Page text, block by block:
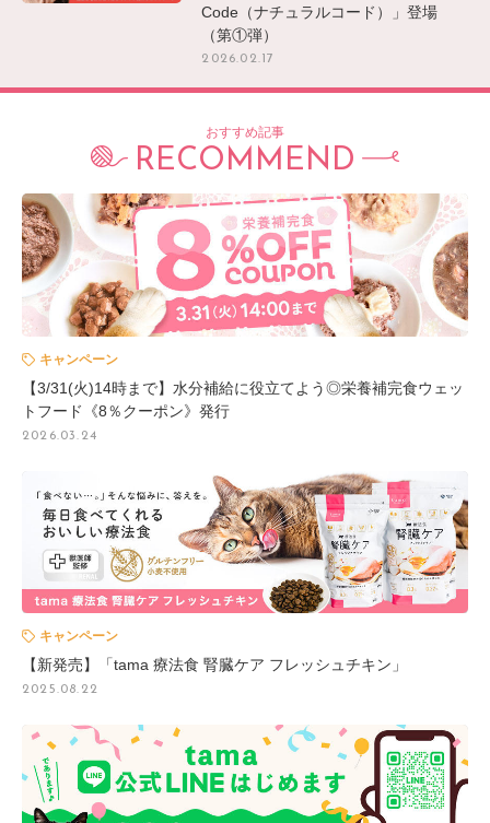
Code（ナチュラルコード）」登場
（第①弾）
2026.02.17
おすすめ記事
RECOMMEND
キャンペーン
【3/31(火)14時まで】水分補給に役立てよう◎栄養補完食ウェッ
トフード《8％クーポン》発行
2026.03.24
キャンペーン
【新発売】「tama 療法食 腎臓ケア フレッシュチキン」
2025.08.22